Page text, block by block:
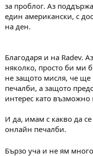
за проблог. Аз
един американски, с
на ден.
Благодаря и на Radev.
няколко, просто би ми
не защото мисля, че
печалби, а защото
интерес като възможно
И да, имам с какво да
онлайн печалби.
Бързо уча и не ям